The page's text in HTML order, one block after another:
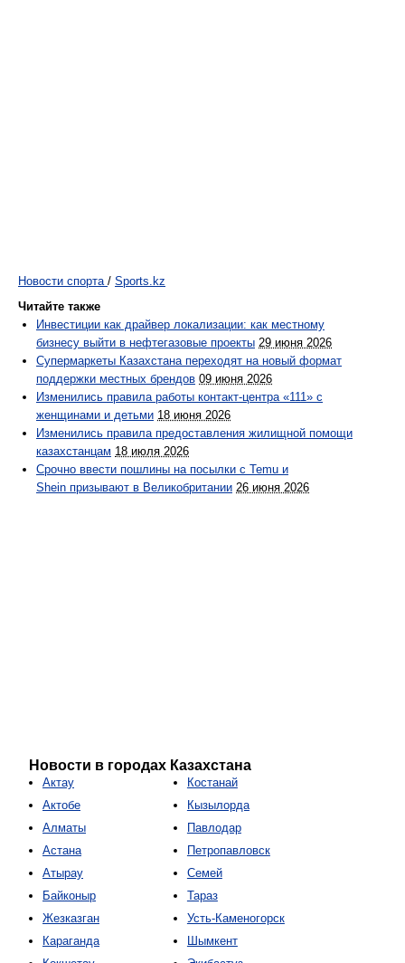
Новости спорта / Sports.kz
Читайте также
Инвестиции как драйвер локализации: как местному
бизнесу выйти в нефтегазовые проекты 29 июня 2026
Супермаркеты Казахстана переходят на новый формат
поддержки местных брендов 09 июня 2026
Изменились правила работы контакт-центра «111» с
женщинами и детьми 18 июня 2026
Изменились правила предоставления жилищной помощи
казахстанцам 18 июля 2026
Срочно ввести пошлины на посылки с Temu и
Shein призывают в Великобритании 26 июня 2026
Новости в городах Казахстана
Актау
Актобе
Алматы
Астана
Атырау
Байконыр
Жезказган
Караганда
Костанай
Кызылорда
Павлодар
Петропавловск
Семей
Тараз
Усть-Каменогорск
Шымкент